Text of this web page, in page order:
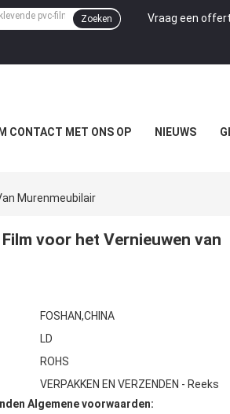
Vraag een
Zoeken
CONTACT MET ONS OP NIEUWS
Murenmeubilair
voor het Vernieuwen van
FOSHAN,CHINA
LD
ROHS
VERPAKKEN EN VERZENDEN - Reeks
Algemene voorwaarden: